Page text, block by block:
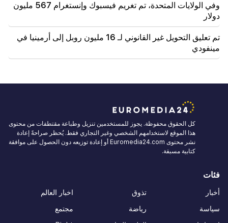
وفي الولايات المتحدة، تم تغريم فيسبوك وإنستغرام 567 مليون
دولار
تم تعليق التحويل غير القانوني لـ 16 مليون روبل إلى أرمينيا في
مينفودي
كل الحقوق محفوظة. يجوز للمستخدمين تنزيل وطباعة مقتطفات من محتوى
هذا الموقع لاستخدامهم الشخصي وغير التجاري فقط. يُحظر صراحةً إعادة
نشر محتوى Euromedia24.com أو إعادة توزيعه دون الحصول على موافقة
كتابية مسبقة.
فئات
أخبار
سياسة
تذوق
رياضة
اخبار العالم
مجتمع